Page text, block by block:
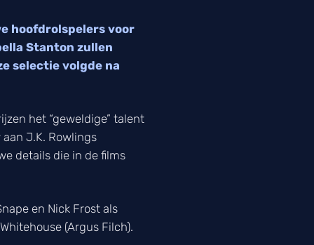
hoofdrolspelers voor
Stanton zullen
selectie volgde na
het “geweldige” talent
J.K. Rowlings
details die in de films
en Nick Frost als
(Argus Filch).